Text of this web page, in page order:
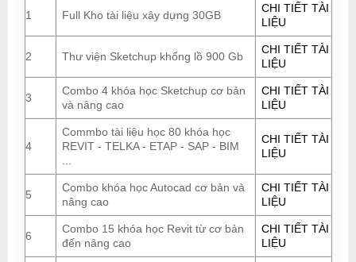
1 Full Kho tài liệu xây dựng 30GB
CHI TIẾT TÀI
LIỆU
2 Thư viện Sketchup khổng lồ 900 Gb
CHI TIẾT TÀI
LIỆU
3
Combo 4 khóa học Sketchup cơ bản
và nâng cao
CHI TIẾT TÀI
LIỆU
4
Commbo tài liệu học 80 khóa học
REVIT - TELKA - ETAP - SAP - BIM
CHI TIẾT TÀI
LIỆU
5
Combo khóa học Autocad cơ bản và
nâng cao
CHI TIẾT TÀI
LIỆU
6
Combo 15 khóa học Revit từ cơ bản
đến nâng cao
CHI TIẾT TÀI
LIỆU